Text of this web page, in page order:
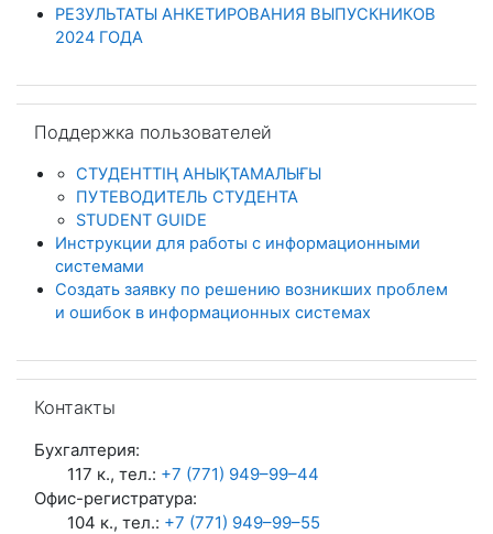
РЕЗУЛЬТАТЫ АНКЕТИРОВАНИЯ ВЫПУСКНИКОВ
2024 ГОДА
Поддержка пользователей
СТУДЕНТТІҢ АНЫҚТАМАЛЫҒЫ
ПУТЕВОДИТЕЛЬ СТУДЕНТА
STUDENT GUIDE
Инструкции для работы с информационными
системами
Создать заявку по решению возникших проблем
и ошибок в информационных системах
Контакты
Бухгалтерия:
117 к., тел.: +7 (771) 949–99–44
Офис-регистратура:
104 к., тел.: +7 (771) 949–99–55